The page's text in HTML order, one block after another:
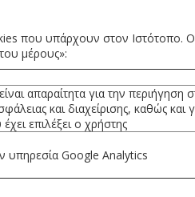
που υπάρχουν στον Ιστότοπο. Ο
μέρους»:
απαραίτητα για την περιήγηση
και διαχείρισης, καθώς
επιλέξει ο χρήστης
υπηρεσία Google Analytics